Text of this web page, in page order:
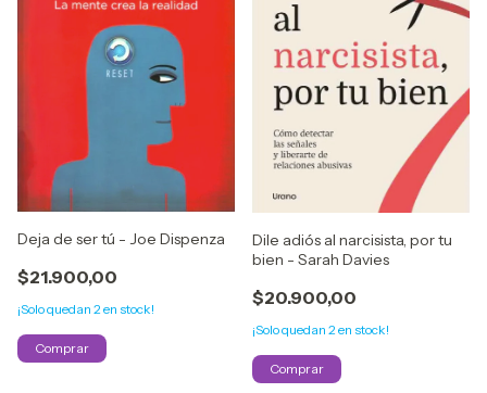
Deja de ser tú - Joe Dispenza
$21.900,00
¡Solo quedan 2 en stock!
Dile adiós al narcisista, por tu
bien - Sarah Davies
$20.900,00
¡Solo quedan 2 en stock!